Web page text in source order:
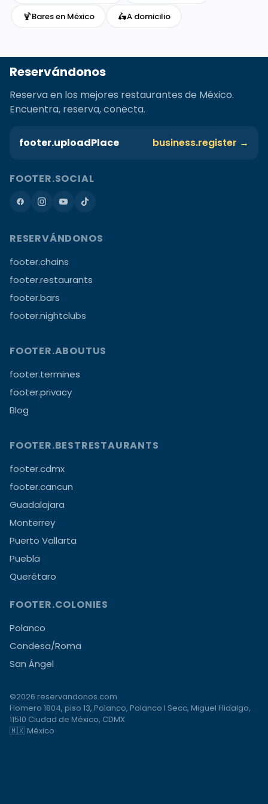
🍹Bares en México 🛵A domicilio
Reservándonos
Reserva en los mejores restaurantes de México.
Encuentra, reserva, conecta.
footer.uploadPlace business.register →
FOOTER.SOCIAL
RESERVÁNDONOS
footer.chains
footer.restaurants
footer.bars
footer.nightclubs
FOOTER.ABOUTUS
footer.termines
footer.privacy
Blog
FOOTER.BESTRESTAURANTS
footer.cdmx
footer.cancun
Guadalajara
Monterrey
Puerto Vallarta
Puebla
Querétaro
FOOTER.COLONIES
Polanco
Condesa/Roma
San Ángel
©2026 reservandonos.com
Homero 1804, piso 13, Polanco, Polanco I Secc, Miguel Hidalgo,
11510 Ciudad de México, CDMX
🇲🇽 México